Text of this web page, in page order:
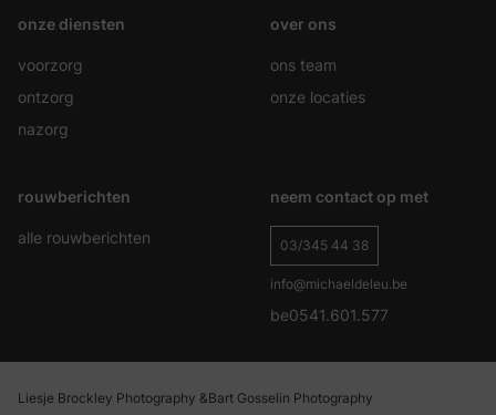
onze diensten
voorzorg
ontzorg
nazorg
over ons
ons team
onze locaties
rouwberichten
alle rouwberichten
neem contact op met
03/345 44 38
info@michaeldeleu.be
be0541.601.577
Liesje Brockley Photography &Bart Gosselin Photography